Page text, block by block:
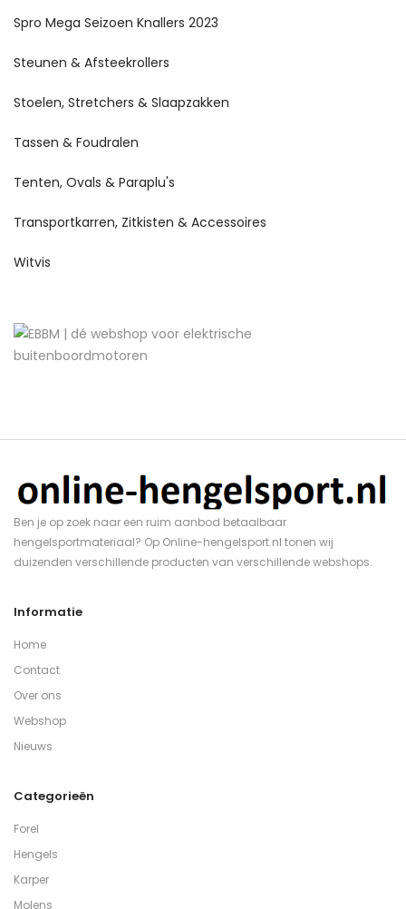
Spro Mega Seizoen Knallers 2023
Steunen & Afsteekrollers
Stoelen, Stretchers & Slaapzakken
Tassen & Foudralen
Tenten, Ovals & Paraplu's
Transportkarren, Zitkisten & Accessoires
Witvis
Ben je op zoek naar een ruim aanbod betaalbaar
hengelsportmateriaal? Op Online-hengelsport.nl tonen wij
duizenden verschillende producten van verschillende webshops.
Informatie
Home
Contact
Over ons
Webshop
Nieuws
Categorieën
Forel
Hengels
Karper
Molens